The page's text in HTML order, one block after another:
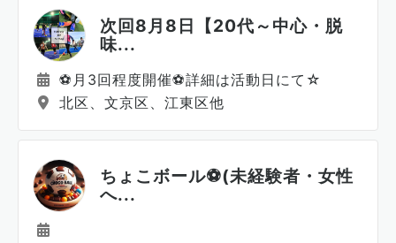
次回8月8日【20代～中心・脱
味...
⚽️月3回程度開催⚽️詳細は活動日にて☆
北区、文京区、江東区他
ちょこボール⚽️(未経験者・女性
へ...